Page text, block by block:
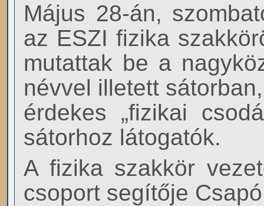
Május 28-án,
az ESZI fizika
mutattak be a
névvel illetett
érdekes „fizikai
sátorhoz látogatók.
A fizika szakkör
csoport segítője